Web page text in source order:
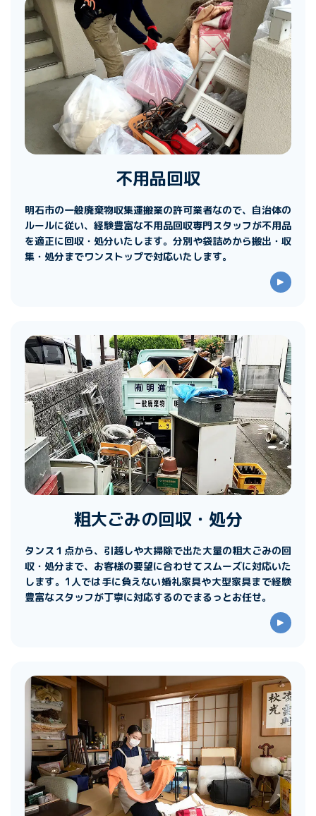
不用品回収
明石市の一般廃棄物収集運搬業の許可業者なので、自治体の
ルールに従い、経験豊富な不用品回収専門スタッフが不用品
を適正に回収・処分いたします。分別や袋詰めから搬出・収
集・処分までワンストップで対応いたします。
粗大ごみの回収・処分
タンス１点から、引越しや大掃除で出た大量の粗大ごみの回
収・処分まで、お客様の要望に合わせてスムーズに対応いた
します。1人では手に負えない婚礼家具や大型家具まで経験
豊富なスタッフが丁寧に対応するのでまるっとお任せ。